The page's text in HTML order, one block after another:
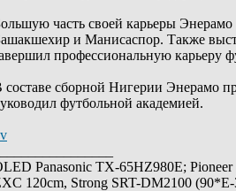
часть своей карьеры
и Манисаспор. Также
профессиональную карьеру
составе сборной Нигерии Энерамо
футбольной академией.
Panasonic TX-65HZ980E;
120cm, Strong SRT-DM2100